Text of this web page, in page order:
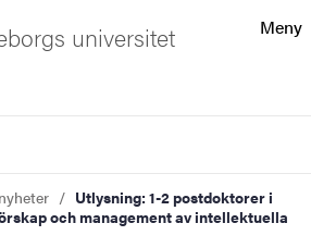
Meny
universitet
Utlysning: 1-2 postdoktorer i
och management av intellektuella